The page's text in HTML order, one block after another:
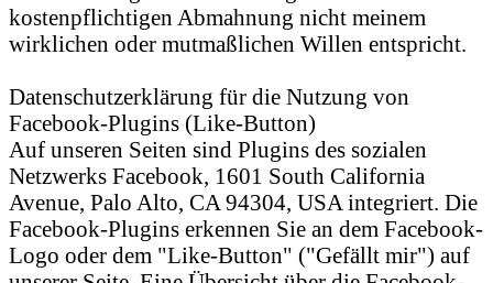
kostenpflichtigen Abmahnung nicht meinem
wirklichen oder mutmaßlichen Willen entspricht.
Datenschutzerklärung für die Nutzung von
Facebook-Plugins (Like-Button)
Auf unseren Seiten sind Plugins des sozialen
Netzwerks Facebook, 1601 South California
Avenue, Palo Alto, CA 94304, USA integriert. Die
Facebook-Plugins erkennen Sie an dem Facebook-
Logo oder dem "Like-Button" ("Gefällt mir") auf